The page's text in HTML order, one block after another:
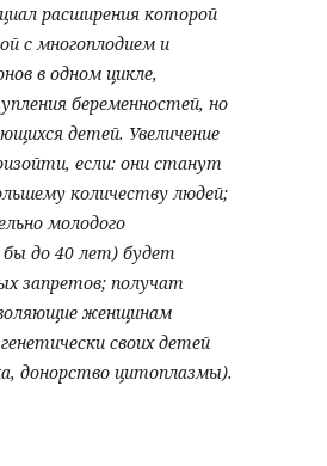
расширения которой
с многоплодием и
в одном цикле,
беременностей, но
детей. Увеличение
если: они станут
количеству людей;
молодого
бы до 40 лет) будет
запретов; получат
женщинам
своих детей
донорство цитоплазмы).